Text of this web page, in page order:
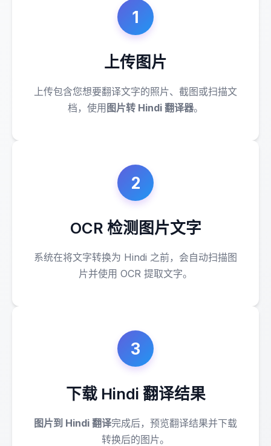
1
上传图片
上传包含您想要翻译文字的照片、截图或扫描文
档，使用 图片转 Hindi 翻译器。
2
OCR 检测图片文字
系统在将文字转换为 Hindi 之前，会自动扫描图
片并使用 OCR 提取文字。
3
下载 Hindi 翻译结果
图片到 Hindi 翻译完成后，预览翻译结果并下载
转换后的图片。